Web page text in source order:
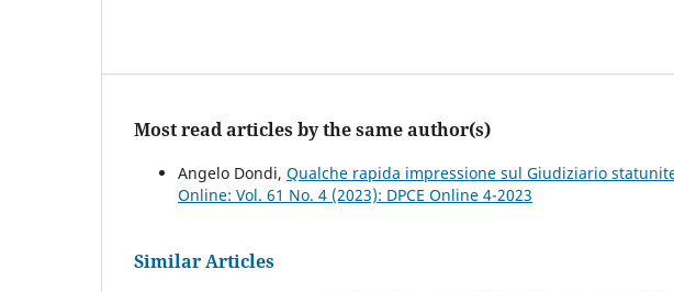
Most read articles by the same author(s)
Angelo Dondi, Qualche rapida impressione sul Giudiziario
Online: Vol. 61 No. 4 (2023): DPCE Online 4-2023
Similar Articles